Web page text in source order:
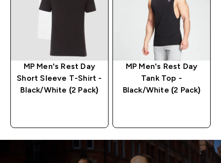
MP Men's Rest Day
Short Sleeve T-Shirt -
Black/White (2 Pack)
MP Men's Rest Day
Tank Top -
Black/White (2 Pack)